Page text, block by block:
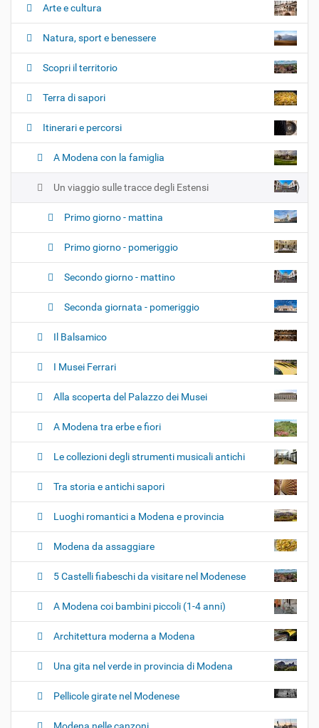
N
a
v
g
a
z
n
Arte e cultura
Natura, sport e benessere
Scopri il territorio
Terra di sapori
Itinerari e percorsi
A Modena con la famiglia
Un viaggio sulle tracce degli Estensi
Primo giorno - mattina
Primo giorno - pomeriggio
Secondo giorno - mattino
Seconda giornata - pomeriggio
Il Balsamico
I Musei Ferrari
Alla scoperta del Palazzo dei Musei
A Modena tra erbe e fiori
Le collezioni degli strumenti musicali antichi
Tra storia e antichi sapori
Luoghi romantici a Modena e provincia
Modena da assaggiare
5 Castelli fiabeschi da visitare nel Modenese
A Modena coi bambini piccoli (1-4 anni)
Architettura moderna a Modena
Una gita nel verde in provincia di Modena
Pellicole girate nel Modenese
Modena nelle canzoni